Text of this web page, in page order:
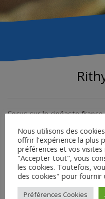
Focus sur le cinéaste
LE CINÉMA DE RITHY
L’AMNÉSIE – James Burnet
Nous utilisons des
offrir l'expérience la plus
préférences et vos
"Accepter tout", vous
les cookies. Toutefois,
des cookies" pour fournir
Préférences Cookies